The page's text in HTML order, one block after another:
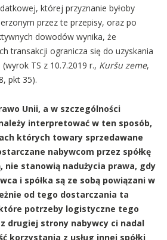
której przyznanie byłoby
przez te przepisy, oraz po
dowodów wynika, że
transakcji ogranicza się do uzyskania
TS z 10.7.2019 r., Kuršu zeme,
pkt 35).
Unii, a w szczególności
interpretować w ten sposób,
których towary sprzedawane
nabywcom przez spółkę
nie stanowią nadużycia prawa, gdy
i spółka są ze sobą powiązani w
od tego dostarczania ta
potrzeby logistyczne tego
drugiej strony nabywcy ci nadal
korzystania z usług innej spółki